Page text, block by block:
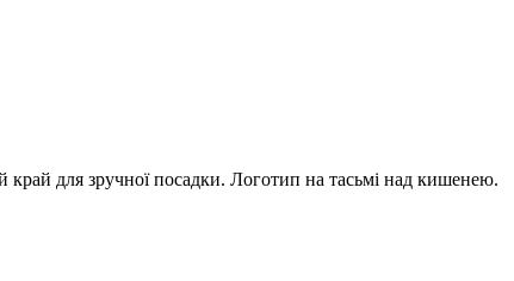
для зручної посадки. Логотип на тасьмі над кишенею.